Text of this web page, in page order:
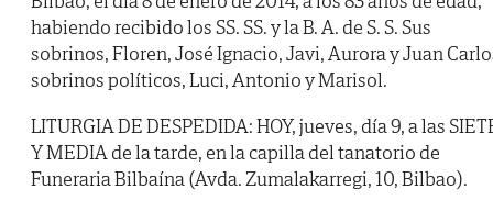
habiendo recibido los SS. SS. y la B. A. de S. S. Sus
sobrinos, Floren, José Ignacio, Javi, Aurora y Juan
sobrinos políticos, Luci, Antonio y Marisol.
LITURGIA DE DESPEDIDA: HOY, jueves, día 9, a las
Y MEDIA de la tarde, en la capilla del tanatorio de
Funeraria Bilbaína (Avda. Zumalakarregi, 10, Bilbao).